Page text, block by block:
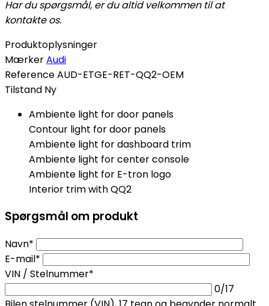
Har du spørgsmål, er du altid velkommen til at
kontakte os.
Produktoplysninger
MærkerAudi
ReferenceAUD-ETGE-RET-QQ2-OEM
Tilstand Ny
Ambiente light for door panels
Contour light for door panels
Ambiente light for dashboard trim
Ambiente light for center console
Ambiente light for E-tron logo
Interior trim with QQ2
Spørgsmål om produkt
Navn*
E-mail*
VIN / Stelnummer*
0/17